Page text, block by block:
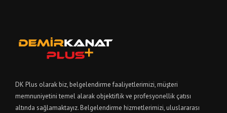
DK Plus olarak biz, belgelendirme faaliyetlerimizi, müşteri
memnuniyetini temel alarak objektiflik ve profesyonellik çatısı
altında sağlamaktayız. Belgelendirme hizmetlerimizi, uluslararası